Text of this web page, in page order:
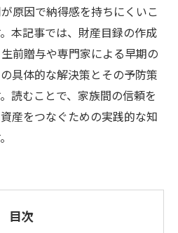
原因で納得感を持ちにくいこ
本記事では、財産目録の作成
前贈与や専門家による早期の
具体的な解決策とその予防策
読むことで、家族間の信頼を
産をつなぐための実践的な知
目次